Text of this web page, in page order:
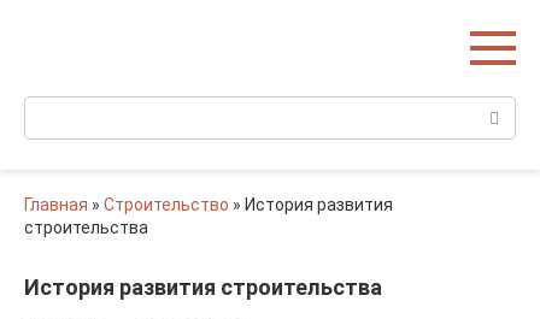
Поиск:
Главная » Строительство » История развития
строительства
История развития строительства